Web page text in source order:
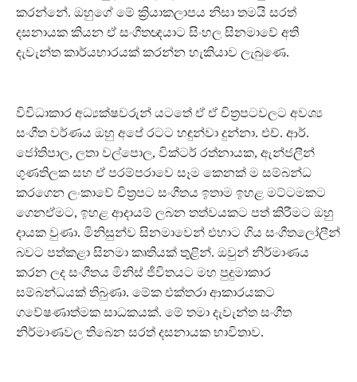
කරන්නේ. ඔහුගේ මේ ක්‍රියාකලාපය නිසා තමයි සරත්
දසනායක කියන ඒ සංගීතඥයාට සිංහල සිනමාවේ අති
දැවැන්ත කාර්යභාරයක් කරන්න හැකියාව ලැබුණෙ.
විවිධාකාර අධ්‍යක්ෂවරුන් යටතේ ඒ ඒ චිත්‍රපටවලට අවශ්‍ය
සංගීත වර්ණය ඔහු අපේ රටට හඳුන්වා දුන්නා. එච්. ආර්.
ජෝතිපාල, ලතා වල්පොල, වික්ටර් රත්නායක, ඇන්ජලීන්
ගුණතිලක සහ ඒ පරම්පරාවෙ සෑම කෙනක් ම සම්බන්ධ
කරගෙන ලංකාවේ චිත්‍රපට සංගීතය ඉතාම ඉහළ මට්ටමකට
ගෙනඒමට, ඉහළ ආදායම් ලබන තත්වයකට පත් කිරීමට ඔහු
දායක වුණා. මිනිසුන්ව සිනමාවෙන් එහාට ගිය සංගීතලෝලීන්
බවට පත්කළා සිනමා කෘතියක් තුළින්. ඔවුන් නිර්මාණය
කරන ලද සංගීතය මිනිස් ජීවිතයට මහ පුදුමාකාර
සම්බන්ධයක් තිබුණා. මේක එක්තරා ආකාරයකට
ගවේෂණාත්මක සාධකයක්. මේ තමා දැවැන්ත සංගීත
නිර්මාණවල තිබෙන සරත් දසනායක භාවිතාව.